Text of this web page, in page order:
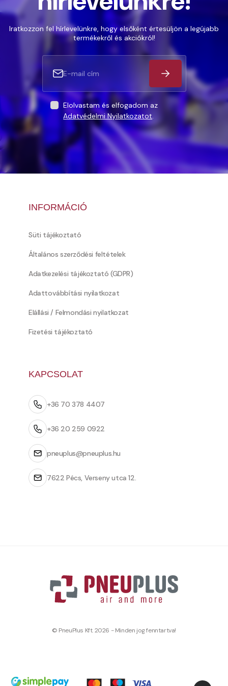
Iratkozzon fel hírlevelünkre, hogy elsőként értesüljön a legújabb
termékekről és akciókról!
Elolvastam és elfogadom az
Adatvédelmi Nyilatkozatot.
INFORMÁCIÓ
Süti tájékoztató
Általános szerződési feltételek
Adatkezelési tájékoztató (GDPR)
Adattovábbítási nyilatkozat
Elállási / Felmondási nyilatkozat
Fizetési tájékoztató
KAPCSOLAT
+36 70 378 4407
+36 20 259 0922
pneuplus@pneuplus.hu
7622 Pécs, Verseny utca 12.
© PneuPlus Kft. 2026 - Minden jog fenntartva!